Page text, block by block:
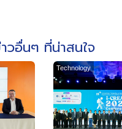
วอื่นๆ ที่น่าสนใจ
Technology